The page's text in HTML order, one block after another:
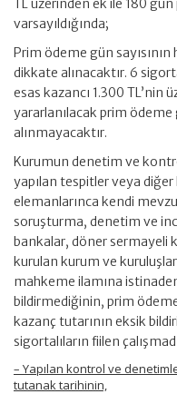
TL üzerinden ek ile 180
varsayıldığında;
Prim ödeme gün
dikkate alınacaktır. 6
esas kazancı 1.300 TL’nin
yararlanılacak prim ödeme
alınmayacaktır.
Kurumun denetim ve
yapılan tespitler veya
elemanlarınca kendi
soruşturma, denetim ve
bankalar, döner sermayeli
kurulan kurum ve
mahkeme ilamına
bildirmediğinin, prim
kazanç tutarının eksik
sigortalıların fiilen
– Yapılan kontrol ve
tutanak tarihinin,